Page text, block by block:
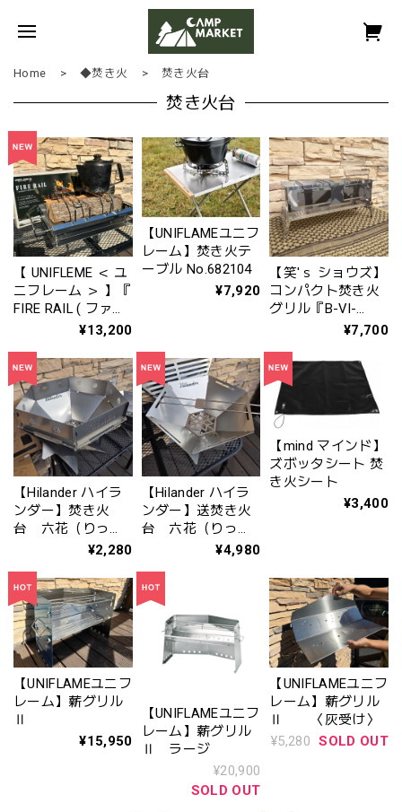
Home ◆焚き火 焚き火台
焚き火台
【 UNIFLEME ＜ ユ
ニフレーム ＞ 】『
FIRE RAIL ( ファイ
アレイル ) 』¥13,200
【UNIFLAMEユニフ
レーム】焚き火テ
ーブル No.682104
¥7,920
【笑'ｓ ショウズ】
コンパクト焚き火
グリル『B-VI-
DUO』 （型番：
¥7,700
【Hilander ハイラ
ンダー】焚き火
台 六花（りっ
か）専用風防〈オ
041
¥2,280
【Hilander ハイラ
ンダー】送焚き火
台 六花（りっ
か）ＭＩＮＩ(HCS-
¥4,980
【mind マインド】
ズボッタシート 焚
き火シート
¥3,400
【UNIFLAMEユニフ
レーム】薪グリル
Ⅱ
¥15,950
【UNIFLAMEユニフ
レーム】薪グリル
Ⅱ ラージ
¥20,900
SOLD OUT
【UNIFLAMEユニフ
レーム】薪グリル
Ⅱ 〈灰受け〉
¥5,280 SOLD OUT